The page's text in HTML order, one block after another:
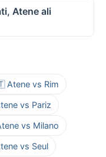
Atene ali
vs Rim
vs Pariz
vs Milano
vs Seul